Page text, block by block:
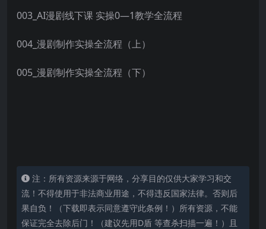
003_AI漫剧线下课 实操0—1教学全流程
004_漫剧制作实操全流程（上）
005_漫剧制作实操全流程（下）
注：所有资源来源于网络，分享目的仅供大家学习和交
流！不得使用于非法商业用途，不得违反国家法律。否则后
果自负！（下载即表示同意遵守此条例！）所有资源，不能
保证完全去除后门！（建议先用D盾 等查杀扫描一遍！）且